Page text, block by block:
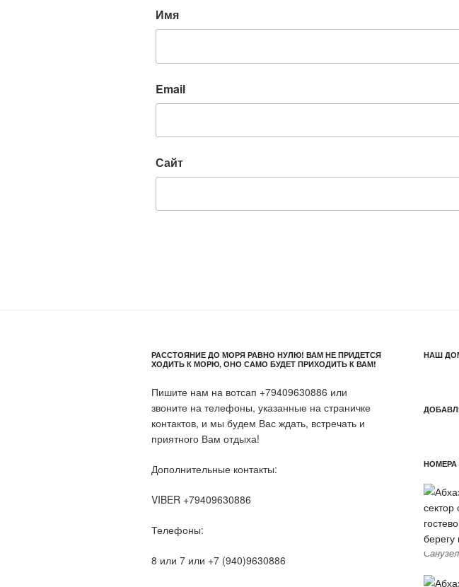
Имя
Email
Сайт
РАССТОЯНИЕ ДО МОРЯ РАВНО НУЛЮ! ВАМ НЕ ПРИДЕТСЯ
ХОДИТЬ К МОРЮ, ОНО САМО БУДЕТ ПРИХОДИТЬ К ВАМ!
Пишите нам на вотсап +79409630886 или
звоните на телефоны, указанные на страничке
контактов, и мы будем Вас ждать, встречать и
приятного Вам отдыха!
Дополнительные контакты:
VIBER +79409630886
Телефоны:
8 или 7 или +7 (940)9630886
НАШ